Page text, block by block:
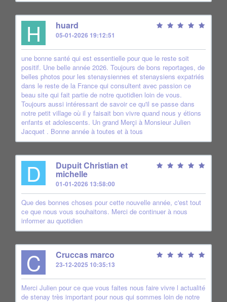
H huard
05-01-2026 19:12:51
une bonne santé qui est essentielle pour que le reste soit
positif. Une belle année 2026. Toujours de bons reportages, de
belles photos pour les stenaysiennes et stenaysiens expatriés
dans le reste de la France qui consultent avec passion ce
beau site qui fait partie de notre quotidien loin de vous.
Toujours aussi intéressant de savoir ce qu'il se passe dans
notre petit village où il y faisait bon vivre quand nous y étions
enfants et adolescents. Un grand Merçi à Monsieur Julien
Jacquet . Bonne année à toutes et à tous
D Dupuit Christian et
michelle
01-01-2026 13:58:00
Que des bonnes choses pour cette nouvelle année, c'est tout
ce que nous vous souhaitons. Merci de continuer à nous
informer au quotidien
C Cruccas marco
23-12-2025 10:35:13
Merci Julien pour ce que vous faites nous faire vivre l actualité
de stenay très important pour nous qui sommes loin de notre